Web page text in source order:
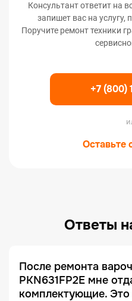
Консультант ответит на
запишет вас на услугу,
Поручите ремонт техники
+7 (800)
Оставьте
Ответы
После ремонта
PKN631FP2E мне
комплектующие.